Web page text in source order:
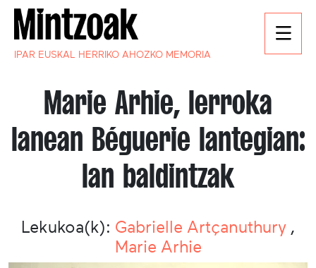
IPAR EUSKAL HERRIKO AHOZKO MEMORIA
Marie Arhie, lerroka
lanean Béguerie lantegian:
lan baldintzak
Lekukoa(k): Gabrielle Artçanuthury ,
Marie Arhie